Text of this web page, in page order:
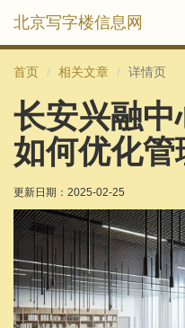
北京写字楼信息网
首页 相关文章 详情页
长安兴融
如何优化
更新日期： 2025-02-25